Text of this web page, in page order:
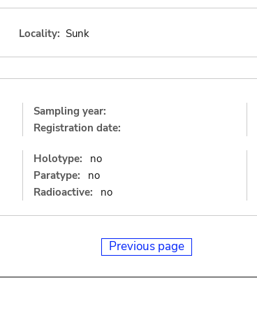
Locality: Sunk
Sampling year:
Registration date:
Holotype:
no
Paratype:
no
Radioactive:
no
Previous page